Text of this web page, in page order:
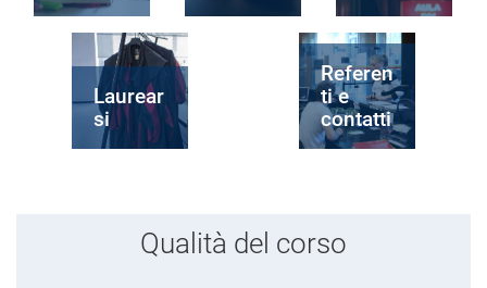
Laurear
si
Referen
ti e
contatti
Qualità del corso